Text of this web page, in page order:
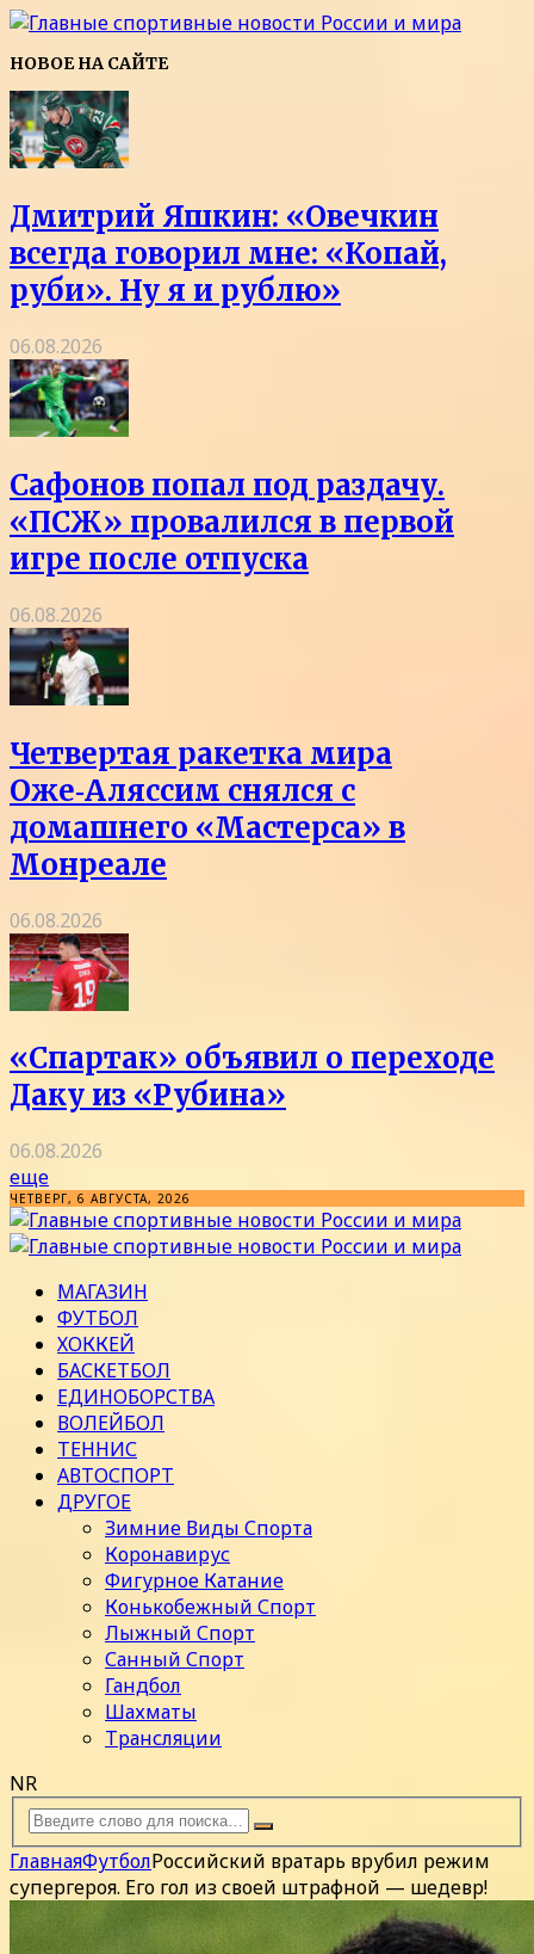
НОВОЕ НА САЙТЕ
Дмитрий Яшкин: «Овечкин
всегда говорил мне: «Копай,
руби». Ну я и рублю»
06.08.2026
Сафонов попал под раздачу.
«ПСЖ» провалился в первой
игре после отпуска
06.08.2026
Четвертая ракетка мира
Оже‑Аляссим снялся с
домашнего «Мастерса» в
Монреале
06.08.2026
«Спартак» объявил о переходе
Даку из «Рубина»
06.08.2026
еще
ЧЕТВЕРГ, 6 АВГУСТА, 2026
МАГАЗИН
ФУТБОЛ
ХОККЕЙ
БАСКЕТБОЛ
ЕДИНОБОРСТВА
ВОЛЕЙБОЛ
ТЕННИС
АВТОСПОРТ
ДРУГОЕ
Зимние Виды Спорта
Коронавирус
Фигурное Катание
Конькобежный Спорт
Лыжный Спорт
Санный Спорт
Гандбол
Шахматы
Трансляции
NR
ГлавнаяФутболРоссийский вратарь врубил режим
супергероя. Его гол из своей штрафной — шедевр!